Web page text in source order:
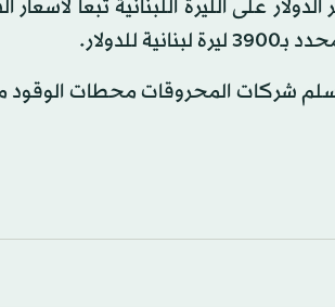
على الليرة اللبنانية تبعاً لأسعار
شركات المحروقات محطات الوقود